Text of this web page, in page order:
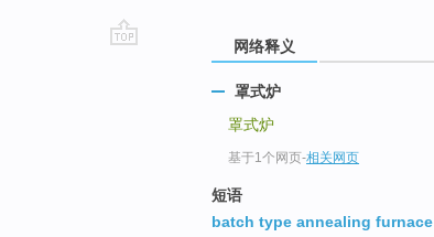
网络释义
罩式炉
罩式炉
基于1个网页-相关网页
短语
batch type annealing furnace